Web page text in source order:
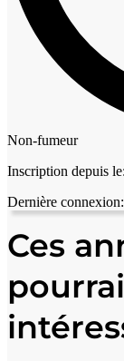
Non-fumeur
Inscription depuis le:
Dernière connexion:
Ces